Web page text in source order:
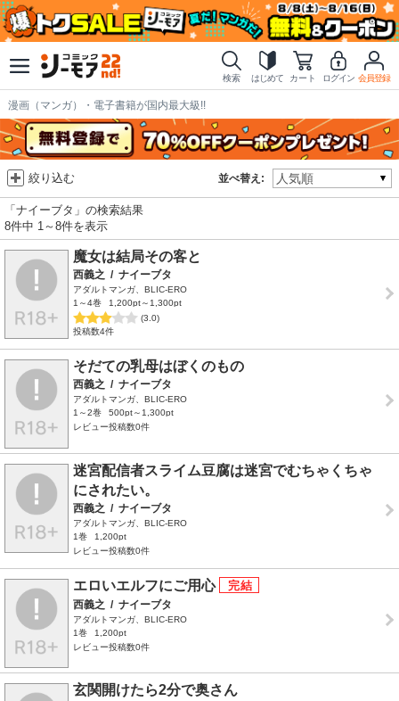
検索 はじめて カート ログイン 会員登録
漫画（マンガ）・電子書籍が国内最大級!!
並べ替え:
絞り込む
「ナイーブタ」の検索結果
8件中 1～8件を表示
魔女は結局その客と
西義之 / ナイーブタ
アダルトマンガ、BLIC-ERO
1～4巻
1,200pt～1,300pt
(3.0)
投稿数4件
そだての乳母はぼくのもの
西義之 / ナイーブタ
アダルトマンガ、BLIC-ERO
1～2巻
500pt～1,300pt
レビュー投稿数0件
迷宮配信者スライム豆腐は迷宮でむちゃくちゃ
にされたい。
西義之 / ナイーブタ
アダルトマンガ、BLIC-ERO
1巻
1,200pt
レビュー投稿数0件
エロいエルフにご用心
西義之 / ナイーブタ
アダルトマンガ、BLIC-ERO
1巻
1,200pt
レビュー投稿数0件
玄関開けたら2分で奥さん